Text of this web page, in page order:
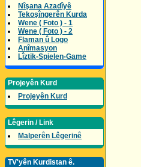
Nîşana Azadîyê
Tekoşîngerên Kurda
Wene ( Foto ) - 1
Wene ( Foto ) - 2
Flaman û Logo
Anîmasyon
Lîztik-Spielen-Game
Projeyên Kurd
Projeyên Kurd
Lêgerin / Link
Malperên Lêgerinê
TV'yên Kurdistan ê.